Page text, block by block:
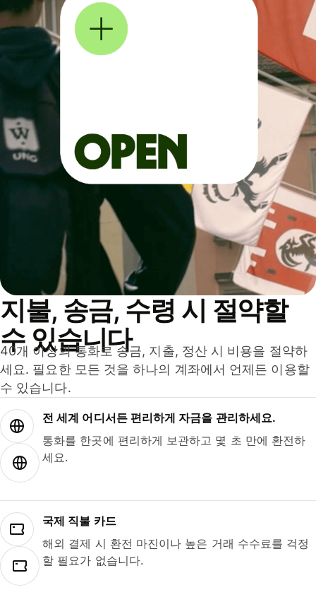
지불, 송금, 수령 시 절약할
수 있습니다
40개 이상의 통화로 송금, 지출, 정산 시 비용을 절약하
세요. 필요한 모든 것을 하나의 계좌에서 언제든 이용할
수 있습니다.
전 세계 어디서든 편리하게 자금을 관리하세요.
통화를 한곳에 편리하게 보관하고 몇 초 만에 환전하
세요.
국제 직불 카드
해외 결제 시 환전 마진이나 높은 거래 수수료를 걱정
할 필요가 없습니다.